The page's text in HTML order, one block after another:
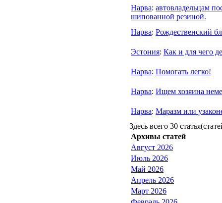
Нарва: автовладельцам
шипованной резиной.
Нарва: Рождественский
Эстония: Как и для чего
Нарва: Помогать легко!
Нарва: Ищем хозяина
Нарва: Маразм или
Здесь всего 30
Архивы статей
Август 2026
Июль 2026
Май 2026
Апрель 2026
Март 2026